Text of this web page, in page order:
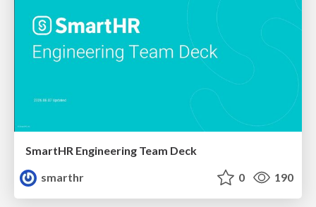
SmartHR Engineering Team Deck
smarthr
0 190